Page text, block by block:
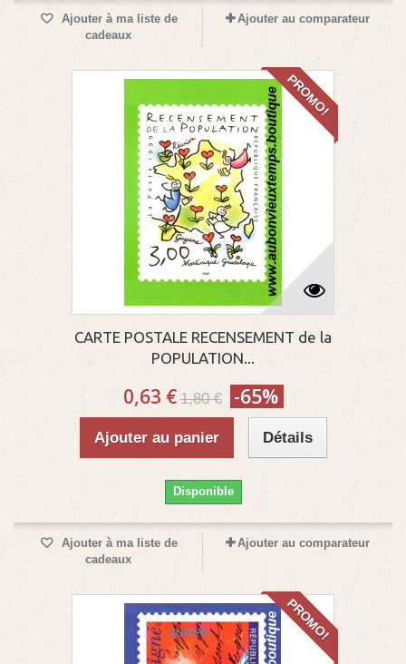
Ajouter à ma liste de
cadeaux
Ajouter au comparateur
PROMO!
CARTE POSTALE RECENSEMENT de la
POPULATION...
0,63 € 1,80 € -65%
Ajouter au panier Détails
Disponible
Ajouter à ma liste de
cadeaux
Ajouter au comparateur
PROMO!